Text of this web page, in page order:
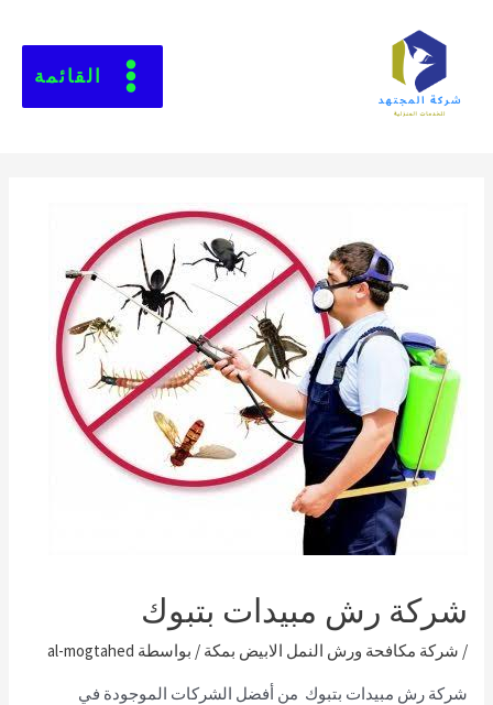
القائمة
شركة رش مبيدات بتبوك
/ شركة مكافحة ورش النمل الابيض بمكة / بواسطة al-mogtahed
شركة رش مبيدات بتبوك من أفضل الشركات الموجودة في